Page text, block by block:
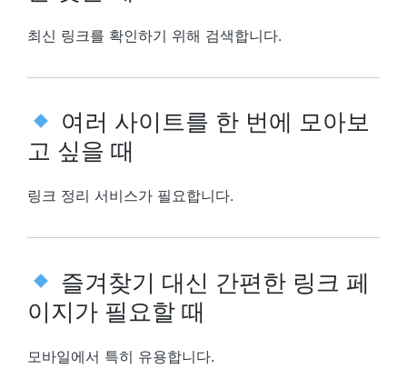
최신 링크를 확인하기 위해 검색합니다.
여러 사이트를 한 번에 모아보
고 싶을 때
링크 정리 서비스가 필요합니다.
즐겨찾기 대신 간편한 링크 페
이지가 필요할 때
모바일에서 특히 유용합니다.